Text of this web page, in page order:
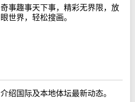
奇事趣事天下事，精彩无界限，放
眼世界，轻松搜画。
介绍国际及本地体坛最新动态。